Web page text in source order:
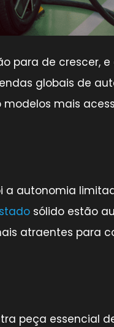
para de crescer,
globais de
mais
a autonomia
sólido estão
atraentes para
peça essencial